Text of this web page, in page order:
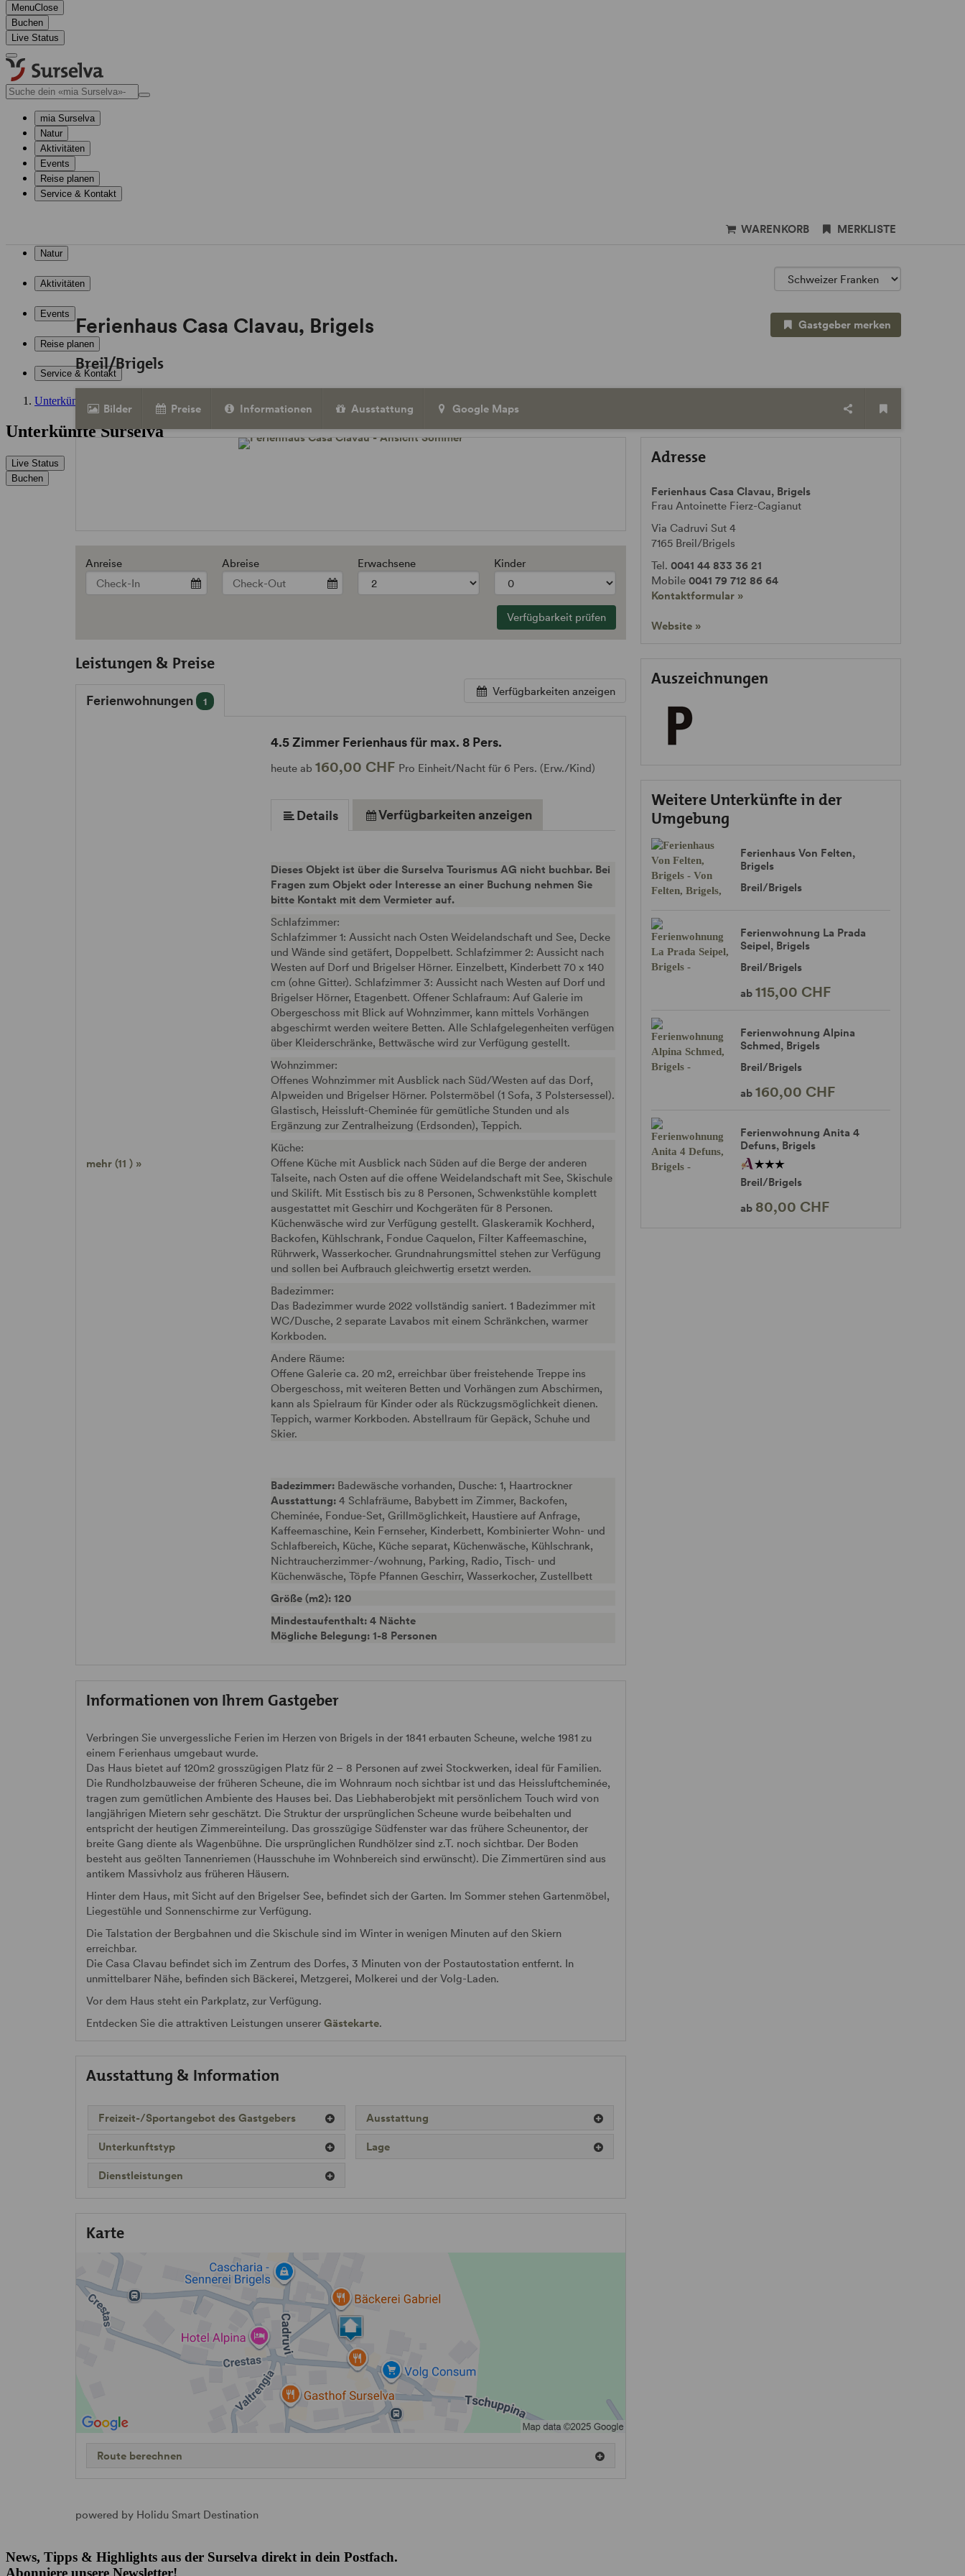
MenuClose
Buchen
Live Status
mia Surselva
Natur
Aktivitäten
Events
Reise planen
Service & Kontakt
Natur
Aktivitäten
Events
Reise planen
Service & Kontakt
Unterkünfte
Unterkünfte Surselva
Live Status
Buchen
WARENKORB MERKLISTE
Ferienhaus Casa Clavau, Brigels Gastgeber merken
Breil/Brigels
Bilder Preise Informationen Ausstattung Google Maps
Anreise Abreise Erwachsene Kinder
Verfügbarkeit prüfen
Verfügbarkeiten anzeigen
Leistungen & Preise
Ferienwohnungen 1
mehr (11 ) »
4.5 Zimmer Ferienhaus für max. 8 Pers.
heute ab 160,00 CHF Pro Einheit/Nacht für 6 Pers. (Erw./Kind)
Details Verfügbarkeiten anzeigen
Dieses Objekt ist über die Surselva Tourismus AG nicht buchbar. Bei
Fragen zum Objekt oder Interesse an einer Buchung nehmen Sie
bitte Kontakt mit dem Vermieter auf.
Schlafzimmer:
Schlafzimmer 1: Aussicht nach Osten Weidelandschaft und See, Decke
und Wände sind getäfert, Doppelbett. Schlafzimmer 2: Aussicht nach
Westen auf Dorf und Brigelser Hörner. Einzelbett, Kinderbett 70 x 140
cm (ohne Gitter). Schlafzimmer 3: Aussicht nach Westen auf Dorf und
Brigelser Hörner, Etagenbett. Offener Schlafraum: Auf Galerie im
Obergeschoss mit Blick auf Wohnzimmer, kann mittels Vorhängen
abgeschirmt werden weitere Betten. Alle Schlafgelegenheiten verfügen
über Kleiderschränke, Bettwäsche wird zur Verfügung gestellt.
Wohnzimmer:
Offenes Wohnzimmer mit Ausblick nach Süd/Westen auf das Dorf,
Alpweiden und Brigelser Hörner. Polstermöbel (1 Sofa, 3 Polstersessel).
Glastisch, Heissluft-Cheminée für gemütliche Stunden und als
Ergänzung zur Zentralheizung (Erdsonden), Teppich.
Küche:
Offene Küche mit Ausblick nach Süden auf die Berge der anderen
Talseite, nach Osten auf die offene Weidelandschaft mit See, Skischule
und Skilift. Mit Esstisch bis zu 8 Personen, Schwenkstühle komplett
ausgestattet mit Geschirr und Kochgeräten für 8 Personen.
Küchenwäsche wird zur Verfügung gestellt. Glaskeramik Kochherd,
Backofen, Kühlschrank, Fondue Caquelon, Filter Kaffeemaschine,
Rührwerk, Wasserkocher. Grundnahrungsmittel stehen zur Verfügung
und sollen bei Aufbrauch gleichwertig ersetzt werden.
Badezimmer:
Das Badezimmer wurde 2022 vollständig saniert. 1 Badezimmer mit
WC/Dusche, 2 separate Lavabos mit einem Schränkchen, warmer
Korkboden.
Andere Räume:
Offene Galerie ca. 20 m2, erreichbar über freistehende Treppe ins
Obergeschoss, mit weiteren Betten und Vorhängen zum Abschirmen,
kann als Spielraum für Kinder oder als Rückzugsmöglichkeit dienen.
Teppich, warmer Korkboden. Abstellraum für Gepäck, Schuhe und
Skier.
Badezimmer: Badewäsche vorhanden, Dusche: 1, Haartrockner
Ausstattung:4 Schlafräume, Babybett im Zimmer, Backofen,
Cheminée, Fondue-Set, Grillmöglichkeit, Haustiere auf Anfrage,
Kaffeemaschine, Kein Fernseher, Kinderbett, Kombinierter Wohn- und
Schlafbereich, Küche, Küche separat, Küchenwäsche, Kühlschrank,
Nichtraucherzimmer-/wohnung, Parking, Radio, Tisch- und
Küchenwäsche, Töpfe Pfannen Geschirr, Wasserkocher, Zustellbett
Größe (m2): 120
Mindestaufenthalt: 4 Nächte
Mögliche Belegung: 1-8 Personen
Informationen von Ihrem Gastgeber
Verbringen Sie unvergessliche Ferien im Herzen von Brigels in der 1841 erbauten Scheune, welche 1981 zu
einem Ferienhaus umgebaut wurde.
Das Haus bietet auf 120m2 grosszügigen Platz für 2 – 8 Personen auf zwei Stockwerken, ideal für Familien.
Die Rundholzbauweise der früheren Scheune, die im Wohnraum noch sichtbar ist und das Heissluftcheminée,
tragen zum gemütlichen Ambiente des Hauses bei. Das Liebhaberobjekt mit persönlichem Touch wird von
langjährigen Mietern sehr geschätzt. Die Struktur der ursprünglichen Scheune wurde beibehalten und
entspricht der heutigen Zimmereinteilung. Das grosszügige Südfenster war das frühere Scheunentor, der
breite Gang diente als Wagenbühne. Die ursprünglichen Rundhölzer sind z.T. noch sichtbar. Der Boden
besteht aus geölten Tannenriemen (Hausschuhe im Wohnbereich sind erwünscht). Die Zimmertüren sind aus
antikem Massivholz aus früheren Häusern.
Hinter dem Haus, mit Sicht auf den Brigelser See, befindet sich der Garten. Im Sommer stehen Gartenmöbel,
Liegestühle und Sonnenschirme zur Verfügung.
Die Talstation der Bergbahnen und die Skischule sind im Winter in wenigen Minuten auf den Skiern
erreichbar.
Die Casa Clavau befindet sich im Zentrum des Dorfes, 3 Minuten von der Postautostation entfernt. In
unmittelbarer Nähe, befinden sich Bäckerei, Metzgerei, Molkerei und der Volg-Laden.
Vor dem Haus steht ein Parkplatz, zur Verfügung.
Entdecken Sie die attraktiven Leistungen unserer Gästekarte.
Ausstattung & Information
Freizeit-/Sportangebot des Gastgebers Ausstattung
Unterkunftstyp Lage
Dienstleistungen
Karte
Route berechnen
Adresse
Ferienhaus Casa Clavau, Brigels
Frau Antoinette Fierz-Cagianut
Via Cadruvi Sut 4
7165 Breil/Brigels
Tel. 0041 44 833 36 21
Mobile 0041 79 712 86 64
Kontaktformular »
Website »
Auszeichnungen
Weitere Unterkünfte in der
Umgebung
Ferienhaus Von Felten,
Brigels
Breil/Brigels
Ferienwohnung La Prada
Seipel, Brigels
Breil/Brigels
ab 115,00 CHF
Ferienwohnung Alpina
Schmed, Brigels
Breil/Brigels
ab 160,00 CHF
Ferienwohnung Anita 4
Defuns, Brigels
Breil/Brigels
ab 80,00 CHF
powered by Holidu Smart Destination
News, Tipps & Highlights aus der Surselva direkt in dein Postfach.
Abonniere unsere Newsletter!